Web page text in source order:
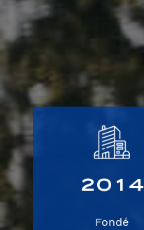
20 1 4
Fondé